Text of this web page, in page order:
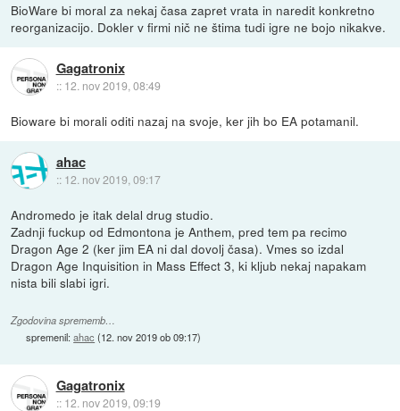
BioWare bi moral za nekaj časa zapret vrata in naredit konkretno
reorganizacijo. Dokler v firmi nič ne štima tudi igre ne bojo nikakve.
Gagatronix
:: 12. nov 2019, 08:49
Bioware bi morali oditi nazaj na svoje, ker jih bo EA potamanil.
ahac
:: 12. nov 2019, 09:17
Andromedo je itak delal drug studio.
Zadnji fuckup od Edmontona je Anthem, pred tem pa recimo
Dragon Age 2 (ker jim EA ni dal dovolj časa). Vmes so izdal
Dragon Age Inquisition in Mass Effect 3, ki kljub nekaj napakam
nista bili slabi igri.
Zgodovina sprememb…
spremenil:ahac (12. nov 2019 ob 09:17)
Gagatronix
:: 12. nov 2019, 09:19